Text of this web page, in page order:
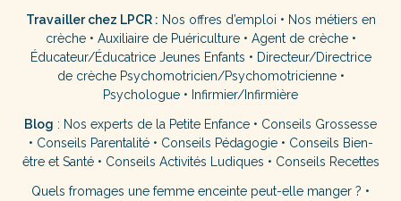
Travailler chez LPCR : Nos offres d’emploi • Nos métiers en
crèche• Auxiliaire de Puériculture• Agent de crèche•
Éducateur/Éducatrice Jeunes Enfants • Directeur/Directrice
de crèche Psychomotricien/Psychomotricienne•
Psychologue • Infirmier/Infirmière
Blog : Nos experts de la Petite Enfance • Conseils Grossesse
• Conseils Parentalité• Conseils Pédagogie• Conseils Bien-
être et Santé• Conseils Activités Ludiques • Conseils Recettes
Quels fromages une femme enceinte peut-elle manger ? •